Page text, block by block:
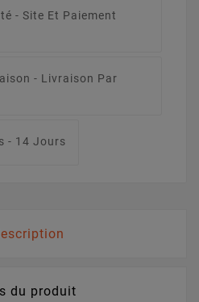
- Site Et Paiement
- Livraison Par
- 14 Jours
du produit